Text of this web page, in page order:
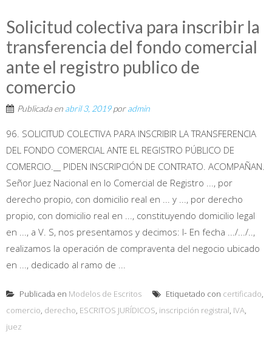
Solicitud colectiva para inscribir la
transferencia del fondo comercial
ante el registro publico de
comercio
Publicada en abril 3, 2019poradmin
96. SOLICITUD COLECTIVA PARA INSCRIBIR LA TRANSFERENCIA
DEL FONDO COMERCIAL ANTE EL REGISTRO PÚBLICO DE
COMERCIO.__ PIDEN INSCRIPCIÓN DE CONTRATO. ACOMPAÑAN.
Señor Juez Nacional en lo Comercial de Registro ..., por
derecho propio, con domicilio real en ... y ..., por derecho
propio, con domicilio real en ..., constituyendo domicilio legal
en ..., a V. S, nos presentamos y decimos: I- En fecha .../.../..,
realizamos la operación de compraventa del negocio ubicado
en ..., dedicado al ramo de ...
Publicada en Modelos de Escritos Etiquetado con certificado,
comercio, derecho, ESCRITOS JURÍDICOS, inscripción registral, IVA,
juez